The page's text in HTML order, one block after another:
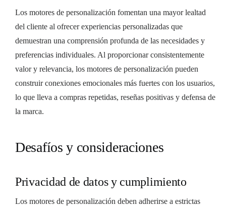
Los motores de personalización fomentan una mayor lealtad
del cliente al ofrecer experiencias personalizadas que
demuestran una comprensión profunda de las necesidades y
preferencias individuales. Al proporcionar consistentemente
valor y relevancia, los motores de personalización pueden
construir conexiones emocionales más fuertes con los usuarios,
lo que lleva a compras repetidas, reseñas positivas y defensa de
la marca.
Desafíos y consideraciones
Privacidad de datos y cumplimiento
Los motores de personalización deben adherirse a estrictas